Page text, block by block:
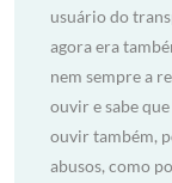
usuário do
agora era
nem sempre a
ouvir e sabe
ouvir também,
abusos, como